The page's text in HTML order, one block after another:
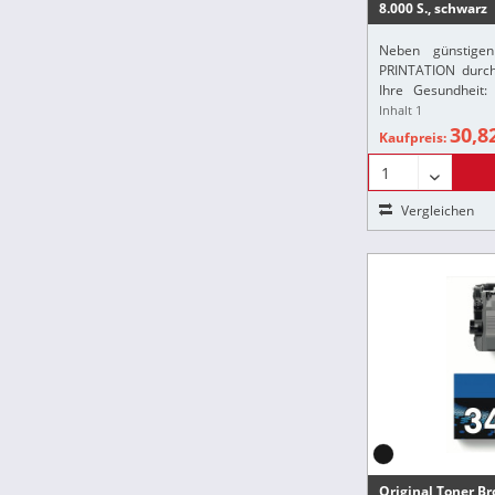
8.000 S., schwarz
Neben
PRINTATION
Ihre
gemäß der
sicher, dass alle
Inhalt 1
Kaufpreis:
Vergleichen
Original Toner